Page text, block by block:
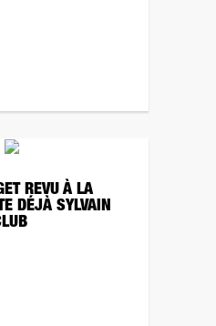
REVU À LA
DÉJÀ SYLVAIN